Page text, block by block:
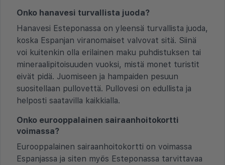
Onko hanavesi turvallista juoda?
Hanavesi Esteponassa on yleensä turvallista juoda,
koska Espanjan viranomaiset valvovat sitä. Siinä
voi kuitenkin olla erilainen maku puhdistuksen tai
mineraalipitoisuuden vuoksi, mistä monet turistit
eivät pidä. Juomiseen ja hampaiden pesuun
suositellaan pullovettä. Pullovesi on edullista ja
helposti saatavilla kaikkialla.
Onko eurooppalainen sairaanhoitokortti
voimassa?
Eurooppalainen sairaanhoitokortti on voimassa
Espanjassa ja siten myös Esteponassa tarvittavaa